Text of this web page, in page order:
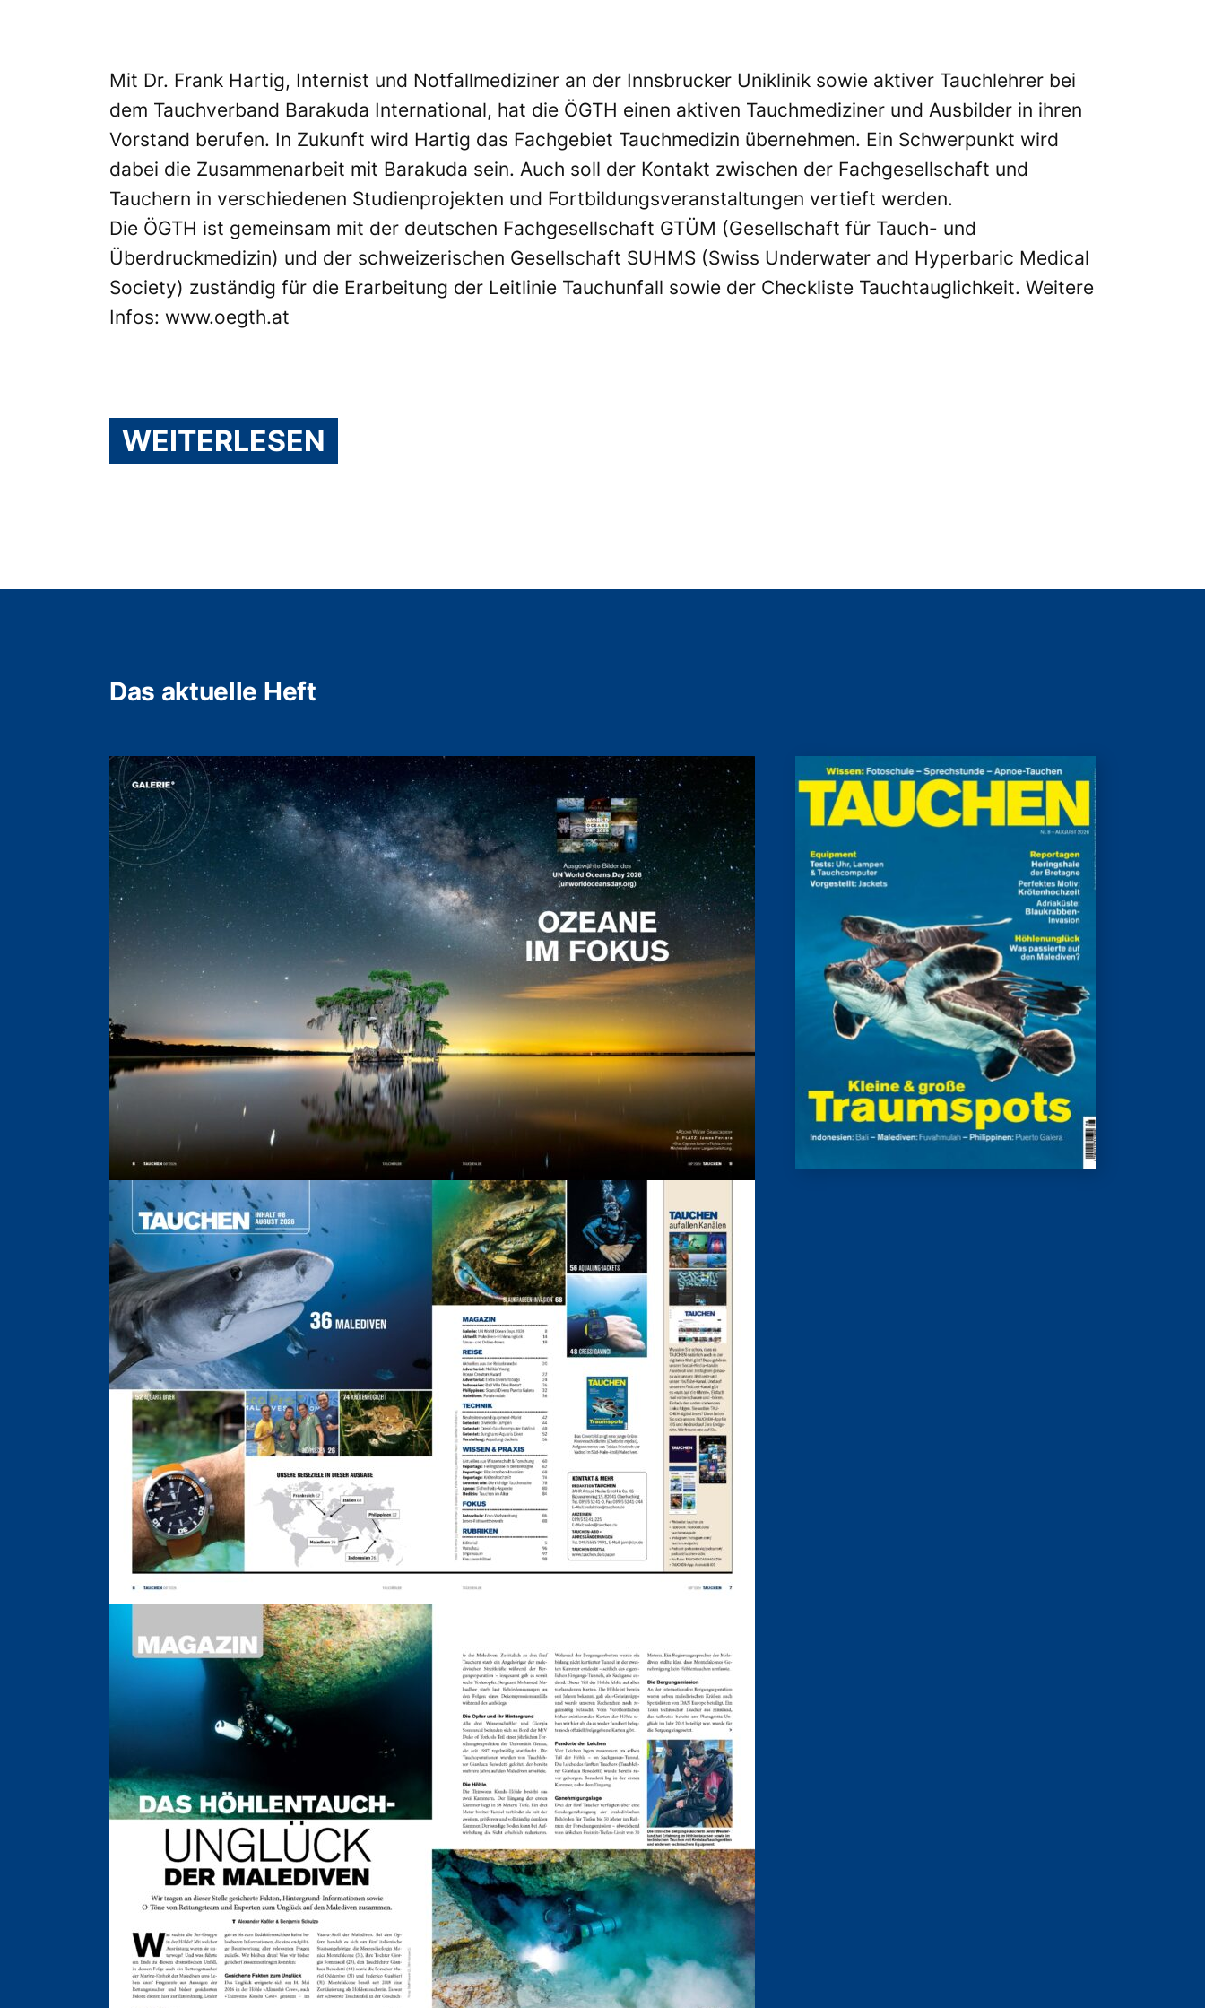
Mit Dr. Frank Hartig, Internist und Notfallmediziner an der Innsbrucker Uniklinik sowie aktiver Tauchlehrer bei
dem Tauchverband Barakuda International, hat die ÖGTH einen aktiven Tauchmediziner und Ausbilder in ihren
Vorstand berufen. In Zukunft wird Hartig das Fachgebiet Tauchmedizin übernehmen. Ein Schwerpunkt wird
dabei die Zusammenarbeit mit Barakuda sein. Auch soll der Kontakt zwischen der Fachgesellschaft und
Tauchern in verschiedenen Studienprojekten und Fortbildungsveranstaltungen vertieft werden.
Die ÖGTH ist gemeinsam mit der deutschen Fachgesellschaft GTÜM (Gesellschaft für Tauch- und
Überdruckmedizin) und der schweizerischen Gesellschaft SUHMS (Swiss Underwater and Hyperbaric Medical
Society) zuständig für die Erarbeitung der Leitlinie Tauchunfall sowie der Checkliste Tauchtauglichkeit. Weitere
Infos: www.oegth.at
WEITERLESEN
Das aktuelle Heft